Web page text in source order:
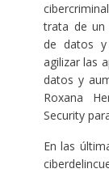
trata de un
de datos
agilizar las
datos y
Roxana
Security
En las